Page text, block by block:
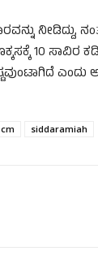
ನೀಡಿದ್ದು,
10 ಸಾವಿರ
ಎಂದು
siddaramiah